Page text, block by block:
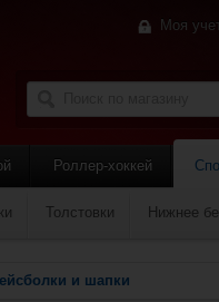
Моя
Роллер-хоккей
Толстовки Нижнее
и шапки